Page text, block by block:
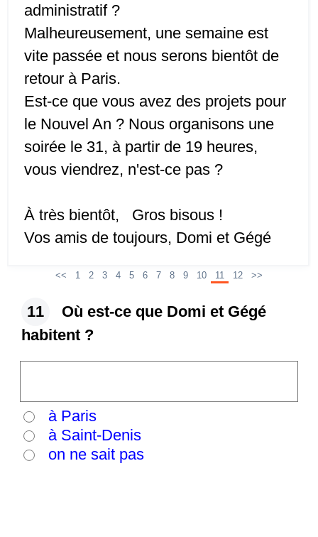
administratif ?
Malheureusement, une semaine est
vite passée et nous serons bientôt de
retour à Paris.
Est-ce que vous avez des projets pour
le Nouvel An ? Nous organisons une
soirée le 31, à partir de 19 heures,
vous viendrez, n'est-ce pas ?
À très bientôt, Gros bisous !
Vos amis de toujours, Domi et Gégé
<< 1 2 3 4 5 6 7 8 9 10 11 12 >>
11
Où est-ce que Domi et Gégé
habitent ?
à Paris
à Saint-Denis
on ne sait pas